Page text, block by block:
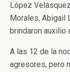
López
Morales, Abigail
brindaron auxilio
A las 12 de la
agresores, pero